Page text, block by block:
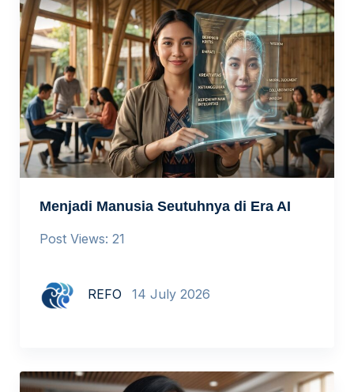
Menjadi Manusia Seutuhnya di Era AI
Post Views: 21
REFO 14 July 2026